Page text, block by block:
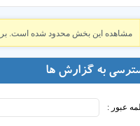
مشاهده این بخش محدود شده است.
به گزارش ها
عبور :